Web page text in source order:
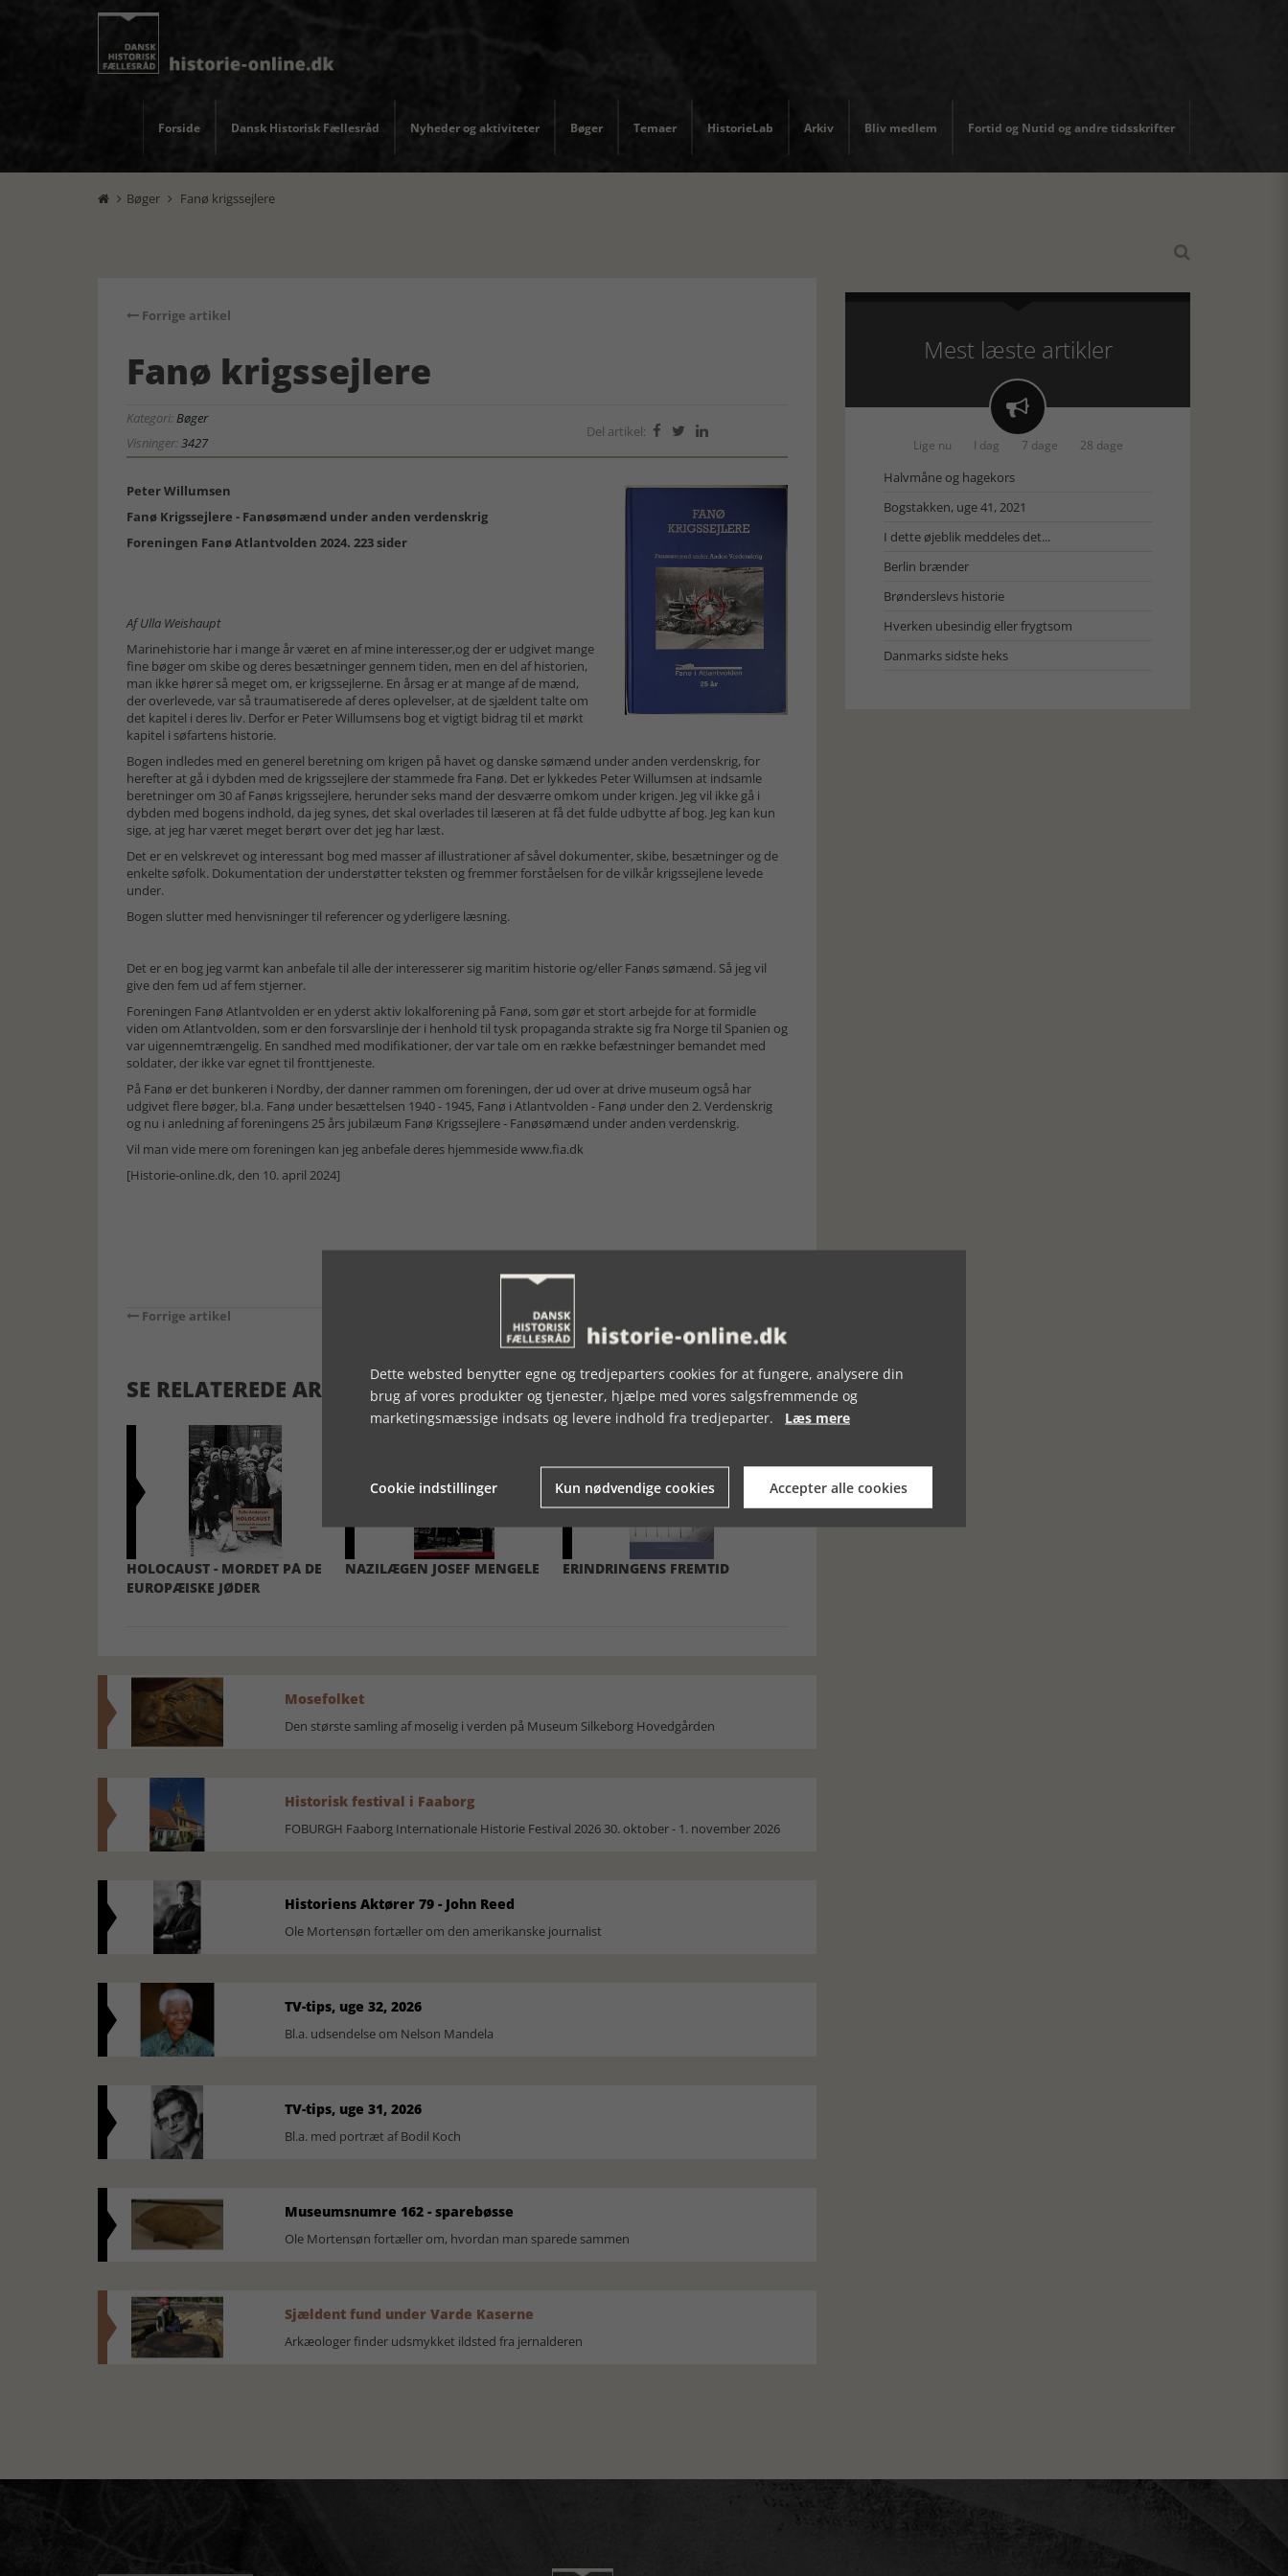
Forside Dansk Historisk Fællesråd Nyheder og aktiviteter Bøger Temaer HistorieLab Arkiv Bliv medlem Fortid og Nutid og andre tidsskrifter
 Bøger  Fanø krigssejlere

Forrige artikel
Fanø krigssejlere
Kategori:Bøger
Visninger:3427
Del artikel:   
Peter Willumsen
Fanø Krigssejlere - Fanøsømænd under anden verdenskrig
Foreningen Fanø Atlantvolden 2024. 223 sider
Af Ulla Weishaupt
Marinehistorie har i mange år været en af mine interesser,og der er udgivet mange
fine bøger om skibe og deres besætninger gennem tiden, men en del af historien,
man ikke hører så meget om, er krigssejlerne. En årsag er at mange af de mænd,
der overlevede, var så traumatiserede af deres oplevelser, at de sjældent talte om
det kapitel i deres liv. Derfor er Peter Willumsens bog et vigtigt bidrag til et mørkt
kapitel i søfartens historie.
Bogen indledes med en generel beretning om krigen på havet og danske sømænd under anden verdenskrig, for
herefter at gå i dybden med de krigssejlere der stammede fra Fanø. Det er lykkedes Peter Willumsen at indsamle
beretninger om 30 af Fanøs krigssejlere, herunder seks mand der desværre omkom under krigen. Jeg vil ikke gå i
dybden med bogens indhold, da jeg synes, det skal overlades til læseren at få det fulde udbytte af bog. Jeg kan kun
sige, at jeg har været meget berørt over det jeg har læst.
Det er en velskrevet og interessant bog med masser af illustrationer af såvel dokumenter, skibe, besætninger og de
enkelte søfolk. Dokumentation der understøtter teksten og fremmer forståelsen for de vilkår krigssejlene levede
under.
Bogen slutter med henvisninger til referencer og yderligere læsning.
Det er en bog jeg varmt kan anbefale til alle der interesserer sig maritim historie og/eller Fanøs sømænd. Så jeg vil
give den fem ud af fem stjerner.
Foreningen Fanø Atlantvolden er en yderst aktiv lokalforening på Fanø, som gør et stort arbejde for at formidle
viden om Atlantvolden, som er den forsvarslinje der i henhold til tysk propaganda strakte sig fra Norge til Spanien og
var uigennemtrængelig. En sandhed med modifikationer, der var tale om en række befæstninger bemandet med
soldater, der ikke var egnet til fronttjeneste.
På Fanø er det bunkeren i Nordby, der danner rammen om foreningen, der ud over at drive museum også har
udgivet flere bøger, bl.a. Fanø under besættelsen 1940 - 1945, Fanø i Atlantvolden - Fanø under den 2. Verdenskrig
og nu i anledning af foreningens 25 års jubilæum Fanø Krigssejlere - Fanøsømænd under anden verdenskrig.
Vil man vide mere om foreningen kan jeg anbefale deres hjemmesidewww.fia.dk
[Historie-online.dk, den 10. april 2024]
Forrige artikel
SE RELATEREDE ARTIKLER
HOLOCAUST - MORDET PÅ DE
EUROPÆISKE JØDER
NAZILÆGEN JOSEF MENGELE ERINDRINGENS FREMTID
Mosefolket
Den største samling af moselig i verden på Museum Silkeborg Hovedgården
Historisk festival i Faaborg
FOBURGH Faaborg Internationale Historie Festival 2026 30. oktober - 1. november 2026
Historiens Aktører 79 - John Reed
Ole Mortensøn fortæller om den amerikanske journalist
TV-tips, uge 32, 2026
Bl.a. udsendelse om Nelson Mandela
TV-tips, uge 31, 2026
Bl.a. med portræt af Bodil Koch
Museumsnumre 162 - sparebøsse
Ole Mortensøn fortæller om, hvordan man sparede sammen
Sjældent fund under Varde Kaserne
Arkæologer finder udsmykket ildsted fra jernalderen
Mest læste artikler

Lige nu I dag 7 dage 28 dage
Halvmåne og hagekors
Bogstakken, uge 41, 2021
I dette øjeblik meddeles det...
Berlin brænder
Brønderslevs historie
Hverken ubesindig eller frygtsom
Danmarks sidste heks
Dette websted benytter egne og tredjeparters cookies for at fungere, analysere din
brug af vores produkter og tjenester, hjælpe med vores salgsfremmende og
marketingsmæssige indsats og levere indhold fra tredjeparter. Læs mere
Cookie indstillinger Kun nødvendige cookies Accepter alle cookies